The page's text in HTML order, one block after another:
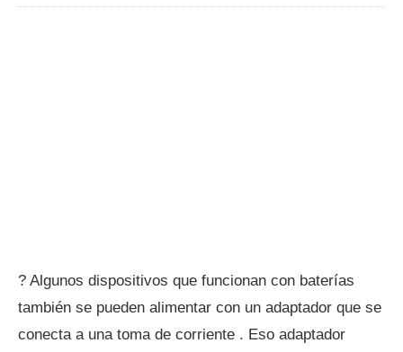
? Algunos dispositivos que funcionan con baterías
también se pueden alimentar con un adaptador que se
conecta a una toma de corriente . Eso adaptador